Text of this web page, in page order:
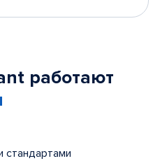
работают
стандартами